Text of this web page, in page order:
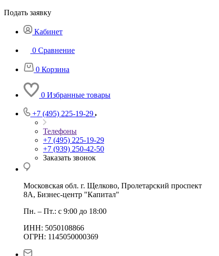
Подать заявку
Кабинет
0 Сравнение
0 Корзина
0 Избранные товары
+7 (495) 225-19-29
Телефоны
+7 (495) 225-19-29
+7 (939) 250-42-50
Заказать звонок
Московская обл. г. Щелково, Пролетарский проспект
8А, Бизнес-центр "Капитал"
Пн. – Пт.: с 9:00 до 18:00
ИНН: 5050108866
ОГРН: 1145050000369